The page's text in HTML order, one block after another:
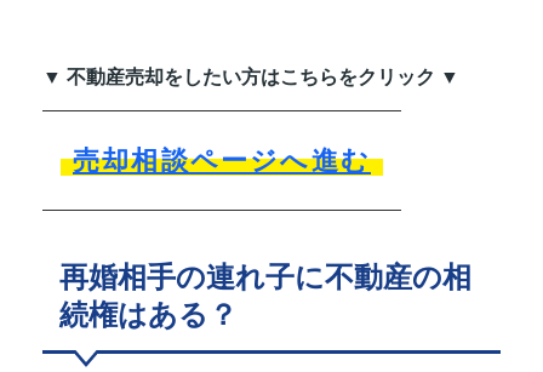
▼ 不動産売却をしたい方はこちらをクリック ▼
売却相談ページへ進む
再婚相手の連れ子に不動産の相
続権はある？